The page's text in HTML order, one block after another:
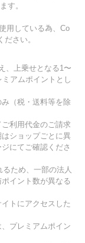
す。
用している為、Co
さい。
、上乗せとなる1〜
アムポイントとし
（税・送料等を除
利用代金のご請求
ショップごとに異
にてご確認くださ
ため、一部の法人
イント数が異なる
トにアクセスした
プレミアムポイン